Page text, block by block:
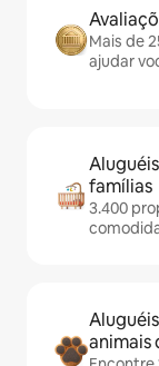
Mais de
ajudar
famílias
3.400
animais